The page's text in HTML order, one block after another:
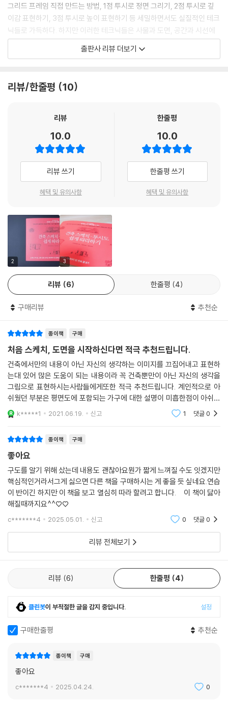
스케치에서는 선을 그을 때 자를 사용하지 않는다. 가령 직선이라 해도 프
리핸드로 그리기 때문에 일직선이 아니어도 상관없다. 약간 떨리거나 농담
차이가 있는 것이 바로 그리는 사람의 손맛이며 개성이 된다. 그렇다고 해
서 선이 지나치게 일그러지면 전달하고자 하는 이미지를 제대로 구현할 수
없으므로 어느 정도 연습은 필요하다.
으로 그리면 선이 구부러질 수 있으니 팔 전체를 평행 이동한다. 펜 끝에 의
어도 크게 눈에 거슬리지 않는다. 격자무늬나 모눈 등 평행한 선이 모여 있
는 형태는 창틀이나 바닥 등 건축물에서도 자주 사용되는 표현이다. 패턴
을 몇 가지 정해 최대한 정확하게 그리는 연습을 해보자.
--- 「직선 그리기」 중에서
스케치는 일반인들만이 아니라 건축 전문가들에게도 꼭 필요한 것이며 건
축 도면을 그리는 방법과 기법, 표현이 표리일체라는 점을 깨닫게 되었습
도 알게 됩니다. 건축 전문가가 되고자 하는 학생들부터 풍경 사진에 흥미
가 있는 일반인들의 스케치에 대한 열망에 답하고자 이 책을 집필했습니
--- 「맺음말」 중에서
그리드 프레임 직접 만드는 방법, 1점 투시로 정면 그리기, 2점 투시로 깊
이감 표현하기, 3점 투시로 높이 표현하기 등 세밀하면서도 실질적인 테크
닉들로 가득하다. 하지만 이러한 테크닉들은 사물과 도면, 공간과 시선에
대한 충분한 이해가 이루어졌을 때 좀 더 쉽게 배울 수 있고 활용할 수 있
다. 따라서 저자는 단순히 기술적인 부분만 강조하는 것이 아니라 관점과
고 말하며 이렇게 책을 시작한다. “실력 이상으로 잘 그리겠다는 무모한 생
하는 열의다.” 건축 디자인 입문자, 전공하는 학생, 내 집 짓기를 준비하는
건축주, 건축에 관심 있는 일반인, 그림에 소질이 없다고 생각하는 사람들
에게 저자는 그 열의를 표현하는 44단계의 방법들을 상세하게 알려주고
있다. 저자는 자신의 책상 주변의 모습을 스케치해주는가 하면, 고즈넉한
풍경 속 민가의 모습을 통해 옛 사람들의 삶을 떠올리게 한다. 유럽의 조용
한 뒷골목 풍경은 그리는 이에게 쉼표를 제공한다. 이 외에도 스케치에 필
요한 다양한 도구, 실외 스케치에 편리한 도구, 자신이 아끼는 소품 등의 이
야기도 친절하게 소개하고 있다. 실질적인 테크닉에 대한 설명을 여유롭고
따뜻한 글 속에 담아 배움의 기쁨과 함께 읽는 즐거움을 느낄 수 있다.
출판사 리뷰 더보기
리뷰/한줄평 10
리뷰
10.0
리뷰 쓰기
혜택 및 유의사항
한줄평
10.0
한줄평 쓰기
혜택 및 유의사항
2 3
리뷰 6 한줄평 4
구매리뷰 추천순
종이책 구매
처음 스케치, 도면을 시작하신다면 적극 추천드립니다.
건축에서만의 내용이 아닌 자신의 생각하는 이미지를 끄집어내고 표현하
는대 있어 많은 도움이 되는 내용이라 꼭 건축뿐만이 아닌 자신의 생각을
그림으로 표현하시는사람들에게또한 적극 추천드립니다. 계인적으로 아
쉬웠던 부분은 평면도에 포함되는 가구에 대한 설명이 미흡한점이 아쉬웠
습니다. 그렇다고 부족한책은 절대 아니며 매우 도움이 되는 책입니다.
k*****1 2021.06.19. 신고 1 댓글0
종이책 구매
좋아요
구도를 알기 위해 샀는데 내용도 괜찮아요뭔가 짧게 느껴질 수도 잇겠지만
핵심적인거라서그게 싫으면 다른 책을 구매하시는 게 좋을 듯 싶네요.연습
이 반이긴 하지만 이 책을 보고 열심히 따라 할려고 합니다. 이 책이 닳아
해질때까지요^^♡♡
c*******4 2025.05.01. 신고 0 댓글0
리뷰 전체보기
리뷰 6 한줄평 4
클린봇이 부적절한 글을 감지 중입니다. 설정
구매한줄평 추천순
종이책 구매
좋아요
c*******4 2025.04.24. 0